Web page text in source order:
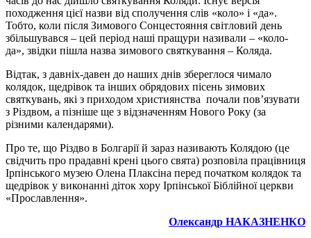
походження цієї назви від сполучення слів «коло» і «да».
Тобто, коли після Зимового Сонцестояння світловий день
збільшувався – цей період наші пращури називали – «коло-
да», звідки пішла назва зимового святкування – Коляда.
Відтак, з давніх-давен до наших днів збереглося чимало
колядок, щедрівок та інших обрядових пісень зимових
святкувань, які з приходом християнства почали пов’язувати
з Різдвом, а пізніше ще з відзначенням Нового Року (за
різними календарями).
Про те, що Різдво в Болгарії й зараз називають Колядою (це
свідчить про прадавні крені цього свята) розповіла працівниця
Ірпінського музею Олена Плаксіна перед початком колядок та
щедрівок у виконанні діток хору Ірпінської Біблійної церкви
«Прославлення».
Олександр НАКАЗНЕНКО